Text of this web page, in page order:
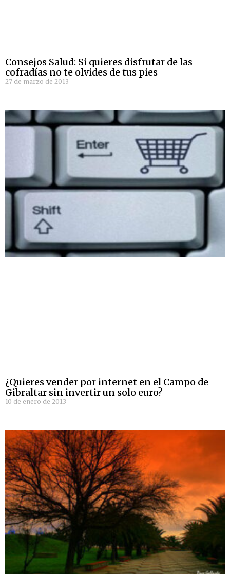
Consejos Salud: Si quieres disfrutar de las
cofradías no te olvides de tus pies
27 de marzo de 2013
¿Quieres vender por internet en el Campo de
Gibraltar sin invertir un solo euro?
10 de enero de 2013